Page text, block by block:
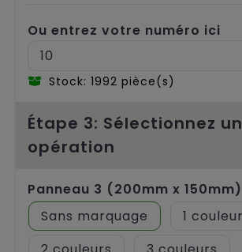
Ou entrez votre numéro ici
Stock: 1992 pièce(s)
Étape 3: Sélectionnez
opération
Panneau 3 (200mm x 150mm)
Sans marquage
1